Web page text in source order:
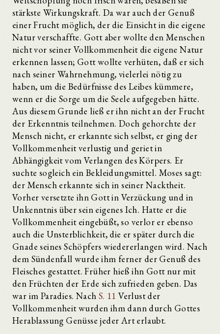
stärkste Wirkungskraft. Da war auch der Genuß
einer Frucht möglich, der die Einsicht in die eigene
Natur verschaffte. Gott aber wollte den Menschen
nicht vor seiner Vollkommenheit die eigene Natur
erkennen lassen; Gott wollte verhüten, daß er sich
nach seiner Wahrnehmung, vielerlei nötig zu
haben, um die Bedürfnisse des Leibes kümmere,
wenn er die Sorge um die Seele aufgegeben hätte.
Aus diesem Grunde ließ er ihn nicht an der Frucht
der Erkenntnis teilnehmen. Doch gehorchte der
Mensch nicht, er erkannte sich selbst, er ging der
Vollkommenheit verlustig und geriet in
Abhängigkeit vom Verlangen des Körpers. Er
suchte sogleich ein Bekleidungsmittel. Moses sagt:
der Mensch erkannte sich in seiner Nacktheit.
Vorher versetzte ihn Gott in Verzückung und in
Unkenntnis über sein eigenes Ich. Hatte er die
Vollkommenheit eingebüßt, so verlor er ebenso
auch die Unsterblichkeit, die er später durch die
Gnade seines Schöpfers wiedererlangen wird. Nach
dem Sündenfall wurde ihm ferner der Genuß des
Fleisches gestattet. Früher hieß ihn Gott nur mit
den Früchten der Erde sich zufrieden geben. Das
war im Paradies. Nach S. 11 Verlust der
Vollkommenheit wurden ihm dann durch Gottes
Herablassung Genüsse jeder Art erlaubt.